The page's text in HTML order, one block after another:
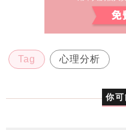
Tag 心理分析
你